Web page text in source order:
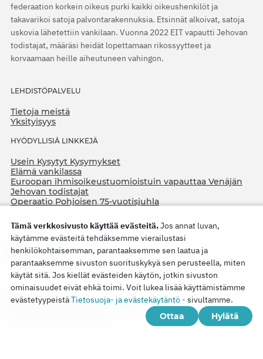
federaation korkein oikeus purki kaikki oikeushenkilöt ja
takavarikoi satoja palvontarakennuksia. Etsinnät alkoivat, satoja
uskovia lähetettiin vankilaan. Vuonna 2022 EIT vapautti Jehovan
todistajat, määräsi heidät lopettamaan rikossyytteet ja
korvaamaan heille aiheutuneen vahingon.
LEHDISTÖPALVELU
Tietoja meistä
Yksityisyys
HYÖDYLLISIÄ LINKKEJÄ
Usein Kysytyt Kysymykset
Elämä vankilassa
Euroopan ihmisoikeustuomioistuin vapauttaa Venäjän
Jehovan todistajat
Operaatio Pohjoisen 75-vuotisjuhla
Copyright © 2026
Watch Tower Bible and Tract Society of Korea.
Tämä verkkosivusto käyttää evästeitä.Jos annat luvan,
käytämme evästeitä tehdäksemme vierailustasi
henkilökohtaisemman, parantaaksemme sen laatua ja
parantaaksemme sivuston suorituskykyä sen perusteella, miten
käytät sitä. Jos kiellät evästeiden käytön, jotkin sivuston
ominaisuudet eivät ehkä toimi. Voit lukea lisää käyttämistämme
evästetyypeistäTietosuoja- ja evästekäytäntö - sivultamme.
Ottaa
Hylätä